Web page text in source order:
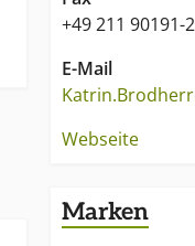
+49 211 90191-
E-Mail
Webseite
Marken